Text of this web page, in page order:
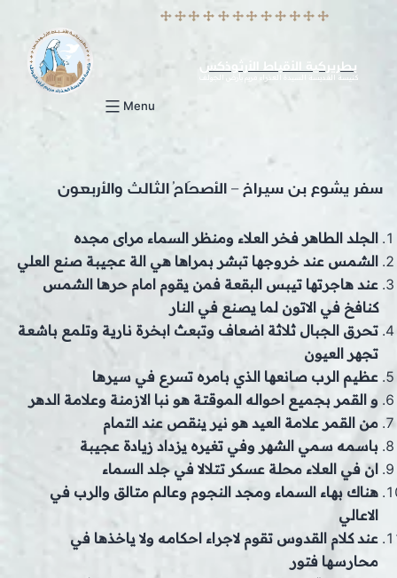
بطريركية الأقباط الأرثوذكس
كنيسة القديسة السيدة العذراء مريم بأرض الجولف
Menu
سفر يشوع بن سيراخ – الأصحَاحُ الثالث والأربعون
الجلد الطاهر فخر العلاء ومنظر السماء مراى مجده
الشمس عند خروجها تبشر بمراها هي الة عجيبة صنع العلي
عند هاجرتها تيبس البقعة فمن يقوم امام حرها الشمس
كنافخ في الاتون لما يصنع في النار
تحرق الجبال ثلاثة اضعاف وتبعث ابخرة نارية وتلمع باشعة
تجهر العيون
عظيم الرب صانعها الذي بامره تسرع في سيرها
و القمر بجميع احواله الموقتة هو نبا الازمنة وعلامة الدهر
من القمر علامة العيد هو نير ينقص عند التمام
باسمه سمي الشهر وفي تغيره يزداد زيادة عجيبة
ان في العلاء محلة عسكر تتلالا في جلد السماء
هناك بهاء السماء ومجد النجوم وعالم متالق والرب في
الاعالي
عند كلام القدوس تقوم لاجراء احكامه ولا ياخذها في
محارسها فتور